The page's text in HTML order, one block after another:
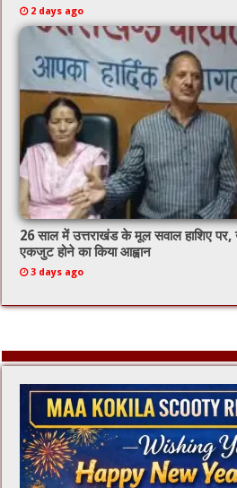
2 days ago
26 साल में उत्तराखंड के मूल सवाल हाशिए पर,
एकजुट होने का किया आह्वान
3 days ago